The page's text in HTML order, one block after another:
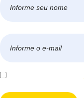
mail
Consentir